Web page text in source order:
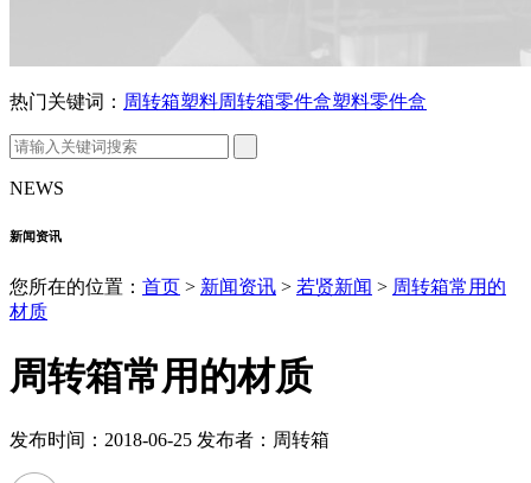
热门关键词： 周转箱塑料周转箱零件盒塑料零件盒
NEWS
新闻资讯
您所在的位置： 首页 > 新闻资讯 > 若贤新闻 > 周转箱常用的
材质
周转箱常用的材质
发布时间：2018-06-25 发布者：周转箱